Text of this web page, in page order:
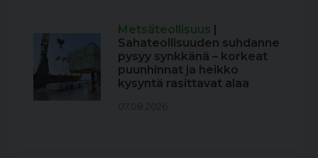
Metsäteollisuus |
Sahateollisuuden suhdanne
pysyy synkkänä – korkeat
puunhinnat ja heikko
kysyntä rasittavat alaa
07.08.2026